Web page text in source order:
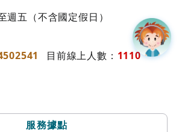
週五（不含國定假日）
目前線上人數： 1110
服務據點